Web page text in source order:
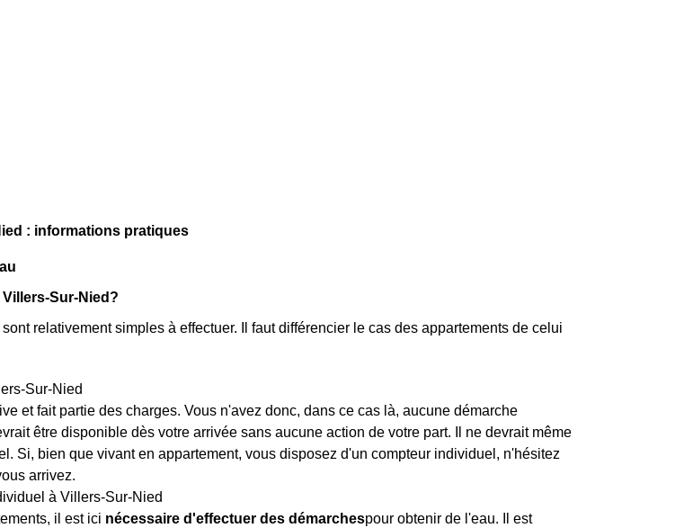
: informations pratiques
Sur-Nied?
relativement simples à effectuer. Il faut différencier le cas des appartements de celui
Sur-Nied
et fait partie des charges. Vous n'avez donc, dans ce cas là, aucune démarche
être disponible dès votre arrivée sans aucune action de votre part. Il ne devrait même
Si, bien que vivant en appartement, vous disposez d'un compteur individuel, n'hésitez
arrivez.
à Villers-Sur-Nied
il est ici nécessaire d'effectuer des démarchespour obtenir de l'eau. Il est